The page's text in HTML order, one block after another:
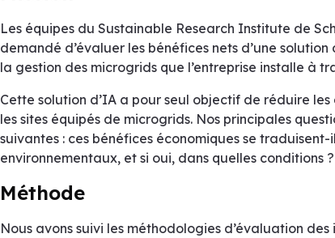
Les équipes du Sustainable Research Institute de
demandé d’évaluer les bénéfices nets d’une
la gestion des microgrids que l’entreprise installe à
Cette solution d’IA a pour seul objectif de réduire
les sites équipés de microgrids. Nos principales
suivantes : ces bénéfices économiques se
environnementaux, et si oui, dans quelles conditions ?
Méthode
Nous avons suivi les méthodologies d’évaluation